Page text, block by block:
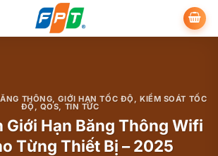
THÔNG,GIỚI HẠN TỐC ĐỘ , KIỂM SOÁT TỐC
ĐỘ , QOS, TIN TỨC
Giới Hạn Băng Thông Wifi
Từng Thiết Bị – 2025